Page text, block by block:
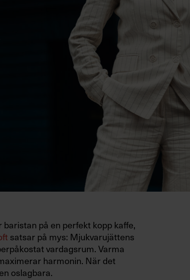
baristan på en perfekt kopp kaffe,
satsar på mys: Mjukvarujättens
vardagsrum. Varma
harmonin. När det
oslagbara.